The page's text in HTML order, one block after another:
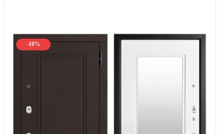
-10%